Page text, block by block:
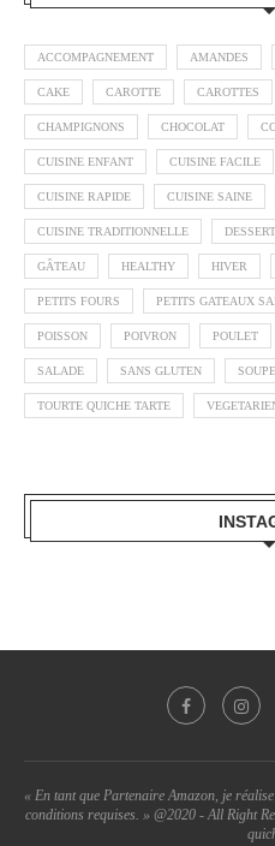
ACCOMPAGNEMENT AMANDES
CAKE CAROTTE CAROTTES
CHAMPIGNONS CHOCOLAT
CUISINE ENFANT CUISINE FACILE
CUISINE RAPIDE CUISINE SAINE
CUISINE TRADITIONNELLE DESSERT
GÂTEAU HEALTHY HIVER
PETITS FOURS PETITS GATEAUX
POISSON POIVRON POULET
SALADE SANS GLUTEN SOUPE
TOURTE QUICHE TARTE
« En tant que Partenaire Amazon, je
conditions requises. » @2020 - All Right